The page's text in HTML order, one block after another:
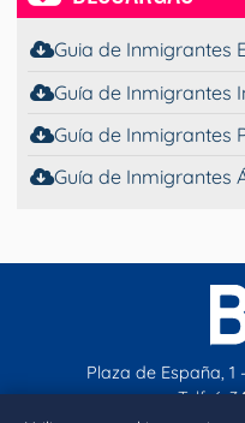
Guia de Inmigrantes
Guía de Inmigrantes
Guía de Inmigrantes
Guía de Inmigrantes
Plaza de España,
Telf.